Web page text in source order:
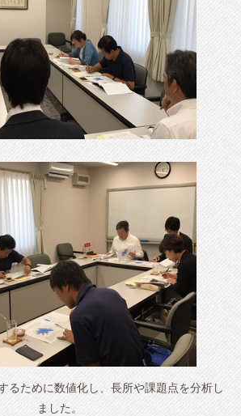
るために数値化し、長所や課題点を分析し
ました。